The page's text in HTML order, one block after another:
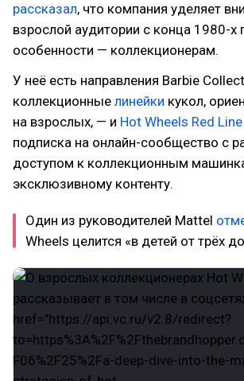
рассказал, что компания уделяет
взрослой аудитории с конца 1980-х
особенности — коллекционерам.
У неё есть направления Barbie
коллекционные линейки кукол,
на взрослых, — и Hot Wheels Red
подписка на онлайн-сообщество с
доступом к коллекционным
эксклюзивному контенту.
Один из руководителей Mattel
Wheels целится «в детей от трёх